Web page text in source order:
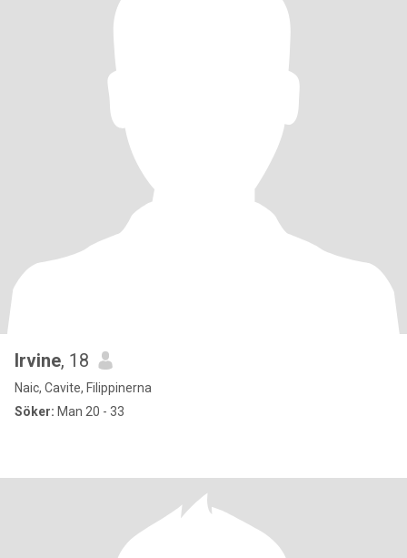
Irvine, 18
Naic, Cavite, Filippinerna
Söker: Man 20 - 33